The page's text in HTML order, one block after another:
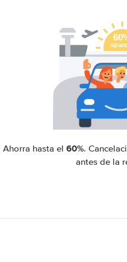
Ahorra hasta el 60%.
antes de la